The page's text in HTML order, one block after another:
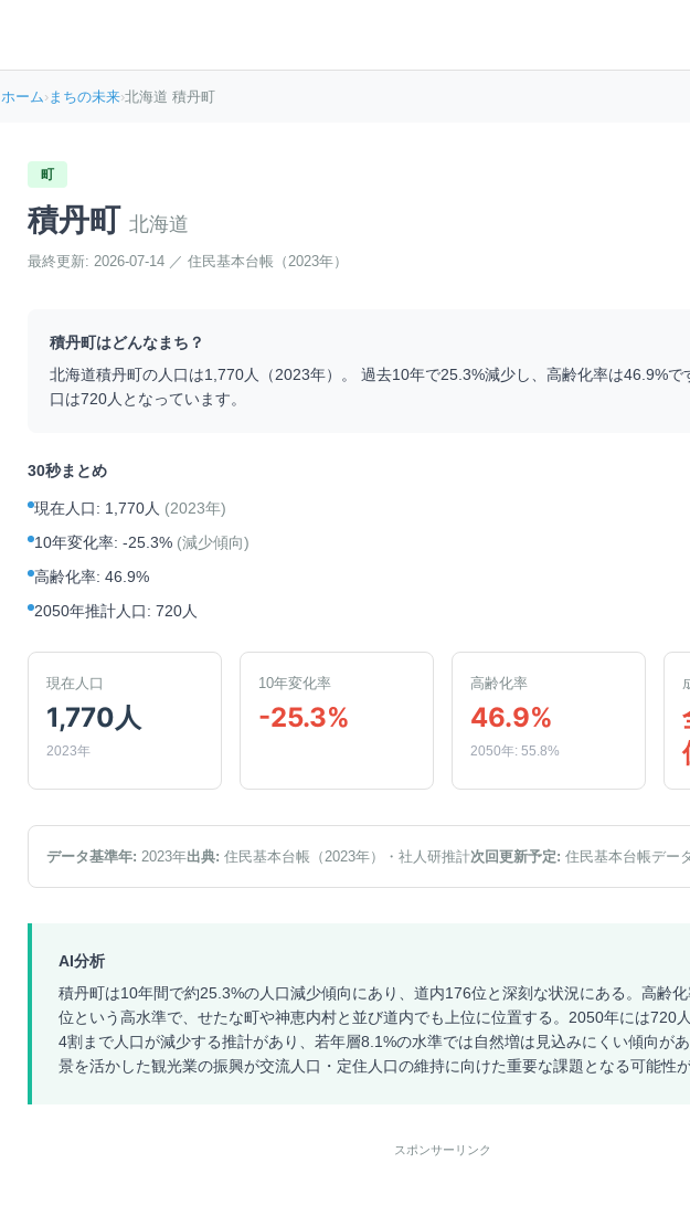
ホーム›まちの未来›北海道 積丹町
町
積丹町 北海道
最終更新: 2026-07-14 ／ 住民基本台帳（2023年）
積丹町はどんなまち？
北海道積丹町の人口は1,770人（2023年）。 過去10年で25.3%減少し、高齢化率は46.9%で
口は720人となっています。
30秒まとめ
現在人口: 1,770人 (2023年)
10年変化率: -25.3% (減少傾向)
高齢化率: 46.9%
2050年推計人口: 720人
現在人口
1,770人
2023年
10年変化率
-25.3%
高齢化率
46.9%
2050年: 55.8%
データ基準年: 2023年出典: 住民基本台帳（2023年） ・社人研推計次回更新予定: 住民基本台帳デー
AI分析
積丹町は10年間で約25.3%の人口減少傾向にあり、道内176位と深刻な状況にある。高齢
位という高水準で、せたな町や神恵内村と並び道内でも上位に位置する。2050年には720
4割まで人口が減少する推計があり、若年層8.1%の水準では自然増は見込みにくい傾向が
景を活かした観光業の振興が交流人口・定住人口の維持に向けた重要な課題となる可能性
スポンサーリンク